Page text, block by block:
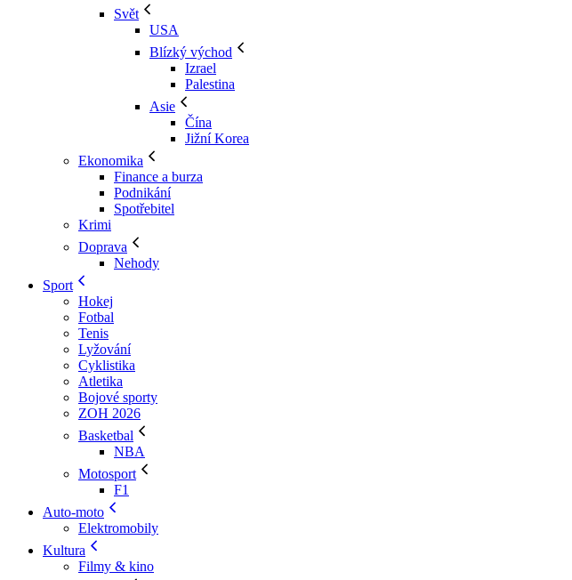
Svět
USA
Blízký východ
Izrael
Palestina
Asie
Čína
Jižní Korea
Ekonomika
Finance a burza
Podnikání
Spotřebitel
Krimi
Doprava
Nehody
Sport
Hokej
Fotbal
Tenis
Lyžování
Cyklistika
Atletika
Bojové sporty
ZOH 2026
Basketbal
NBA
Motosport
F1
Auto-moto
Elektromobily
Kultura
Filmy & kino